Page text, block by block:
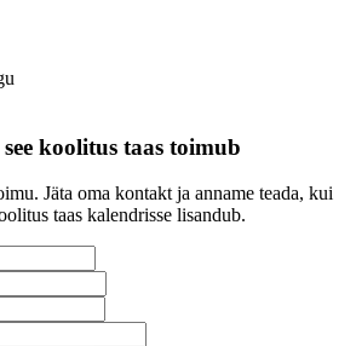
koolitus taas toimub
Jäta oma kontakt ja anname teada, kui
taas kalendrisse lisandub.